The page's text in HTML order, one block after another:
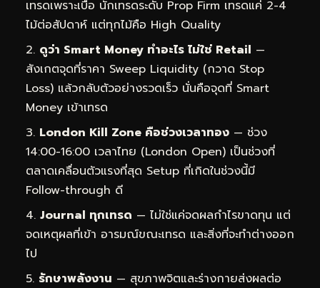
เทรดเพราะเบื่อ นักเทรดระดับ Prop Firm เทรดแค่ 2-4
ไม้ต่อสัปดาห์ แต่ทุกไม้คือ High Quality
ดูว่า Smart Money ทำอะไร ไม่ใช่ Retail —
สังเกตจุดที่ราคา Sweep Liquidity (กวาด Stop
Loss) แล้วกลับตัวอย่างรวดเร็ว นั่นคือจุดที่ Smart
Money เข้าเทรด
London Kill Zone คือช่วงเวลาทอง — ช่วง
14:00-16:00 เวลาไทย (London Open) เป็นช่วงที่
ตลาดเคลื่อนตัวแรงที่สุด Setup ที่เกิดในช่วงนี้มี
Follow-through ดี
Journal ทุกเทรด — ไม่ใช่แค่จดผลกำไรขาดทุน แต่
จดเหตุผลที่เข้า อารมณ์ขณะเทรด และสิ่งที่จะทำต่างออก
ไป
รักษาพลังงาน — สุขภาพจิตและร่างกายส่งผลต่อ